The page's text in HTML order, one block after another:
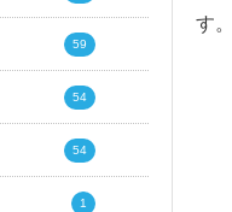
す。
59
54
54
1